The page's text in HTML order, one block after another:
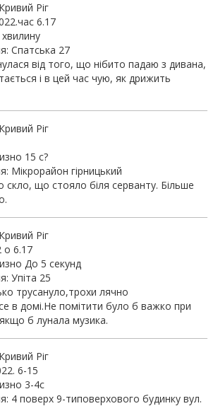
Ріг
6.17
Спатська 27
від того, що нібито падаю з дивана,
і в цей час чую, як дрижить
Ріг
15 с?
Мікрорайон гірницький
скло, що стояло біля серванту. Більше
Ріг
о 6.17
До 5 секунд
Упіта 25
трусануло,трохи лячно
в домі.Не помітити було б важко при
якщо б лунала музика.
Ріг
6-15
3-4с
4 поверх 9-типоверхового будинку вул.